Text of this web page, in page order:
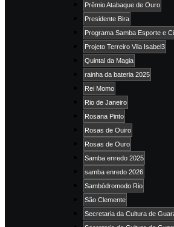
Prêmio Atabaque de Ouro
Presidente Bira
Programa Samba Esporte e
Projeto Terreiro Vila Isabel3
Quintal da Magia
rainha da bateria 2025
Rei Momo
Rio de Janeiro
Rosana Pinto
Rosas de Ouiro
Rosas de Ouro
Samba enredo 2025
samba enredo 2026
Sambódromodo Rio
São Clemente
Secretaria da Cultura de